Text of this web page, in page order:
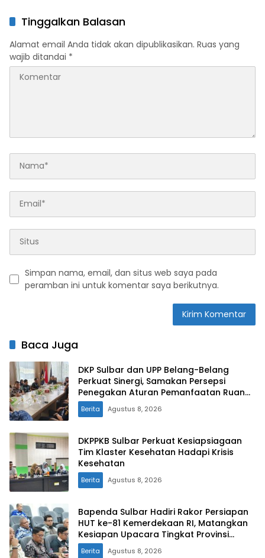
Tinggalkan Balasan
Alamat email Anda tidak akan dipublikasikan. Ruas yang
wajib ditandai *
Simpan nama, email, dan situs web saya pada
peramban ini untuk komentar saya berikutnya.
Baca Juga
DKP Sulbar dan UPP Belang-Belang
Perkuat Sinergi, Samakan Persepsi
Penegakan Aturan Pemanfaatan Ruang
Laut
Berita Agustus 8, 2026
DKPPKB Sulbar Perkuat Kesiapsiagaan
Tim Klaster Kesehatan Hadapi Krisis
Kesehatan
Berita Agustus 8, 2026
Bapenda Sulbar Hadiri Rakor Persiapan
HUT ke-81 Kemerdekaan RI, Matangkan
Kesiapan Upacara Tingkat Provinsi
Sulawesi Barat
Berita Agustus 8, 2026